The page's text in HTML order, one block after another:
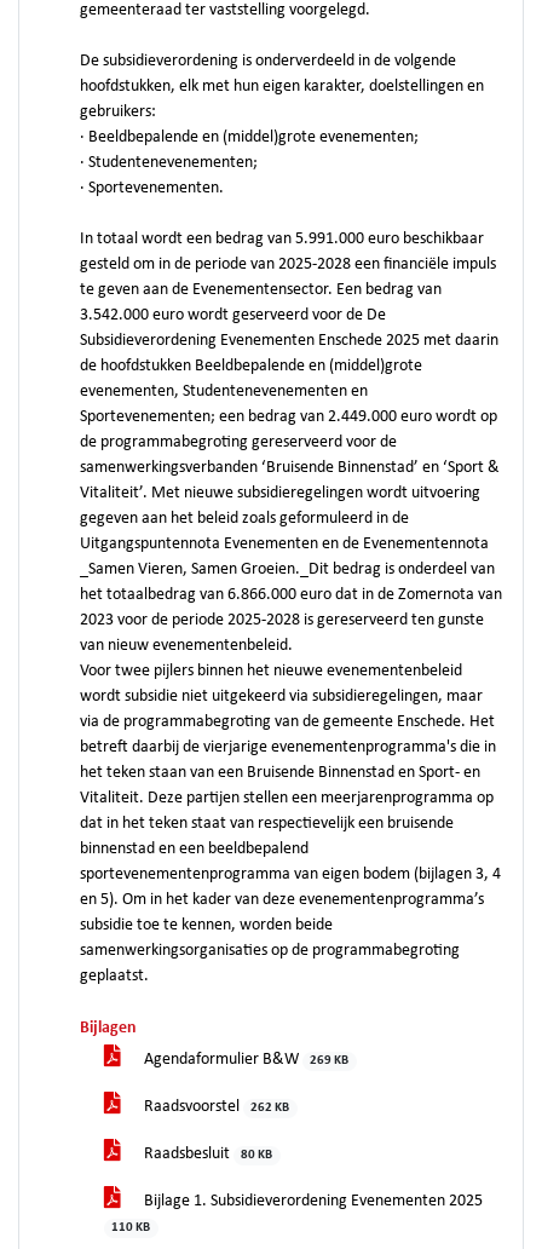
gemeenteraad ter vaststelling voorgelegd.
De subsidieverordening is onderverdeeld in de volgende
hoofdstukken, elk met hun eigen karakter, doelstellingen en
gebruikers:
· Beeldbepalende en (middel)grote evenementen;
· Studentenevenementen;
· Sportevenementen.
In totaal wordt een bedrag van 5.991.000 euro beschikbaar
gesteld om in de periode van 2025-2028 een financiële impuls
te geven aan de Evenementensector. Een bedrag van
3.542.000 euro wordt geserveerd voor de De
Subsidieverordening Evenementen Enschede 2025 met daarin
de hoofdstukken Beeldbepalende en (middel)grote
evenementen, Studentenevenementen en
Sportevenementen; een bedrag van 2.449.000 euro wordt op
de programmabegroting gereserveerd voor de
samenwerkingsverbanden ‘Bruisende Binnenstad’ en ‘Sport &
Vitaliteit’. Met nieuwe subsidieregelingen wordt uitvoering
gegeven aan het beleid zoals geformuleerd in de
Uitgangspuntennota Evenementen en de Evenementennota
_Samen Vieren, Samen Groeien._Dit bedrag is onderdeel van
het totaalbedrag van 6.866.000 euro dat in de Zomernota van
2023 voor de periode 2025-2028 is gereserveerd ten gunste
van nieuw evenementenbeleid.
Voor twee pijlers binnen het nieuwe evenementenbeleid
wordt subsidie niet uitgekeerd via subsidieregelingen, maar
via de programmabegroting van de gemeente Enschede. Het
betreft daarbij de vierjarige evenementenprogramma's die in
het teken staan van een Bruisende Binnenstad en Sport- en
Vitaliteit. Deze partijen stellen een meerjarenprogramma op
dat in het teken staat van respectievelijk een bruisende
binnenstad en een beeldbepalend
sportevenementenprogramma van eigen bodem (bijlagen 3, 4
en 5). Om in het kader van deze evenementenprogramma’s
subsidie toe te kennen, worden beide
samenwerkingsorganisaties op de programmabegroting
geplaatst.
Bijlagen
Agendaformulier B&W
269 KB
Raadsvoorstel 262 KB
Raadsbesluit 80 KB
Bijlage 1. Subsidieverordening Evenementen 2025
110 KB